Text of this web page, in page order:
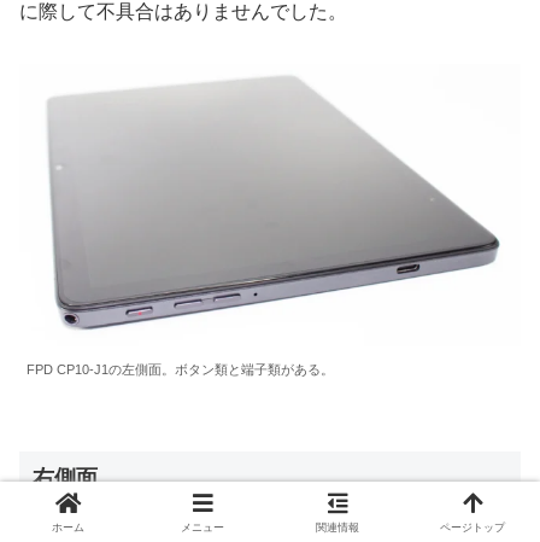
に際して不具合はありませんでした。
FPD CP10-J1の左側面。ボタン類と端子類がある。
右側面
ホーム メニュー 関連情報 ページトップ